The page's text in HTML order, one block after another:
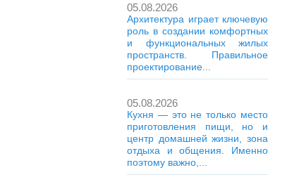
05.08.2026
Архитектура играет ключевую
роль в создании комфортных
и функциональных жилых
пространств. Правильное
проектирование...
05.08.2026
Кухня — это не только место
приготовления пищи, но и
центр домашней жизни, зона
отдыха и общения. Именно
поэтому важно,...